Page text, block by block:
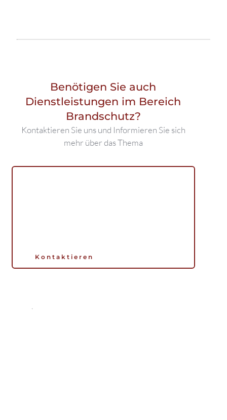
Benötigen Sie auch
Dienstleistungen im Bereich
Brandschutz?
Kontaktieren Sie uns und Informieren Sie sich
mehr über das Thema
Kontaktieren